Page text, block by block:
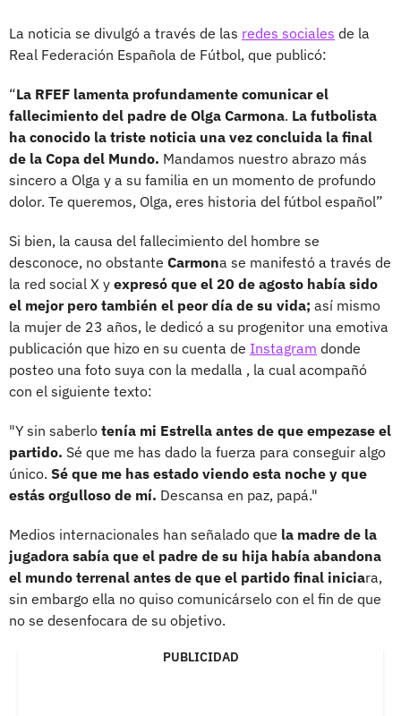
La noticia se divulgó a través de las redes sociales de la
Real Federación Española de Fútbol, que publicó:
“La RFEF lamenta profundamente comunicar el
fallecimiento del padre de Olga Carmona. La futbolista
ha conocido la triste noticia una vez concluida la final
de la Copa del Mundo. Mandamos nuestro abrazo más
sincero a Olga y a su familia en un momento de profundo
dolor. Te queremos, Olga, eres historia del fútbol español”
Si bien, la causa del fallecimiento del hombre se
desconoce, no obstante Carmona se manifestó a través de
la red social X y expresó que el 20 de agosto había sido
el mejor pero también el peor día de su vida; así mismo
la mujer de 23 años, le dedicó a su progenitor una emotiva
publicación que hizo en su cuenta de Instagram donde
posteo una foto suya con la medalla , la cual acompañó
con el siguiente texto:
"Y sin saberlo tenía mi Estrella antes de que empezase el
partido. Sé que me has dado la fuerza para conseguir algo
único. Sé que me has estado viendo esta noche y que
estás orgulloso de mí. Descansa en paz, papá."
Medios internacionales han señalado que la madre de la
jugadora sabía que el padre de su hija había abandona
el mundo terrenal antes de que el partido final iniciara,
sin embargo ella no quiso comunicárselo con el fin de que
no se desenfocara de su objetivo.
PUBLICIDAD